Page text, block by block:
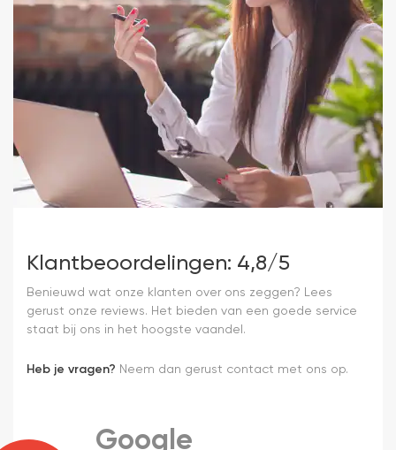
Klantbeoordelingen: 4,8/5
Benieuwd wat onze klanten over ons zeggen? Lees
gerust onze reviews. Het bieden van een goede service
staat bij ons in het hoogste vaandel.
Heb je vragen? Neem dan gerust contact met ons op.
Google